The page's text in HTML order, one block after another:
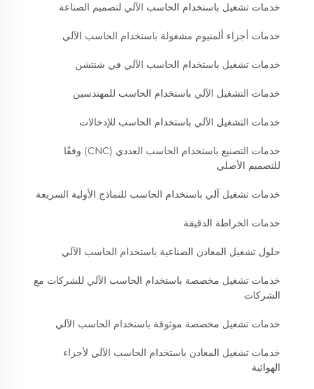
خدمات تشغيل باستخدام الحاسب الآلي لتصميم الصناعة
خدمات أجزاء ألمنيوم مشغولة باستخدام الحاسب الآلي
خدمات تشغيل باستخدام الحاسب الآلي في شنتشن
خدمات التشغيل الآلي باستخدام الحاسب للمهندسين
خدمات التشغيل الآلي باستخدام الحاسب للإدخالات
خدمات التصنيع باستخدام الحاسب العددي (CNC) وفقًا
للتصميم الأصلي
خدمات تشغيل آلي باستخدام الحاسب للنماذج الأولية السريعة
خدمات الخراطة الدقيقة
حلول تشغيل المعادن الصناعية باستخدام الحاسب الآلي
خدمات تشغيل مخصصة باستخدام الحاسب الآلي للشركات مع
الشركات
خدمات تشغيل مخصصة موثوقة باستخدام الحاسب الآلي
خدمات تشغيل المعادن باستخدام الحاسب الآلي لأجزاء
الهوائية